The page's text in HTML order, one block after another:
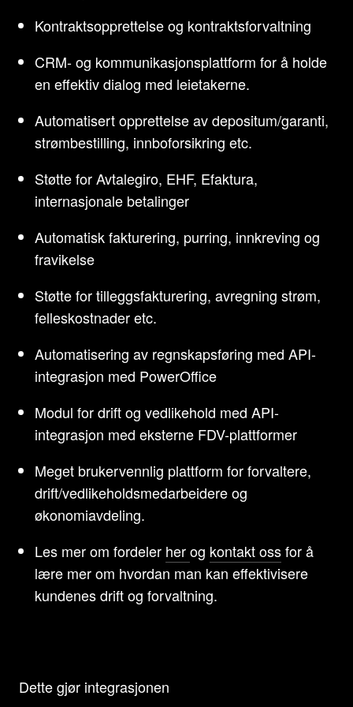
Kontraktsopprettelse og kontraktsforvaltning
CRM- og kommunikasjonsplattform for å holde
en effektiv dialog med leietakerne.
Automatisert opprettelse av depositum/garanti,
strømbestilling, innboforsikring etc.
Støtte for Avtalegiro, EHF, Efaktura,
internasjonale betalinger
Automatisk fakturering, purring, innkreving og
fravikelse
Støtte for tilleggsfakturering, avregning strøm,
felleskostnader etc.
Automatisering av regnskapsføring med API-
integrasjon med PowerOffice
Modul for drift og vedlikehold med API-
integrasjon med eksterne FDV-plattformer
Meget brukervennlig plattform for forvaltere,
drift/vedlikeholdsmedarbeidere og
økonomiavdeling.
Les mer om fordeler herog kontakt ossfor å
lære mer om hvordan man kan effektivisere
kundenes drift og forvaltning.
Dette gjør integrasjonen